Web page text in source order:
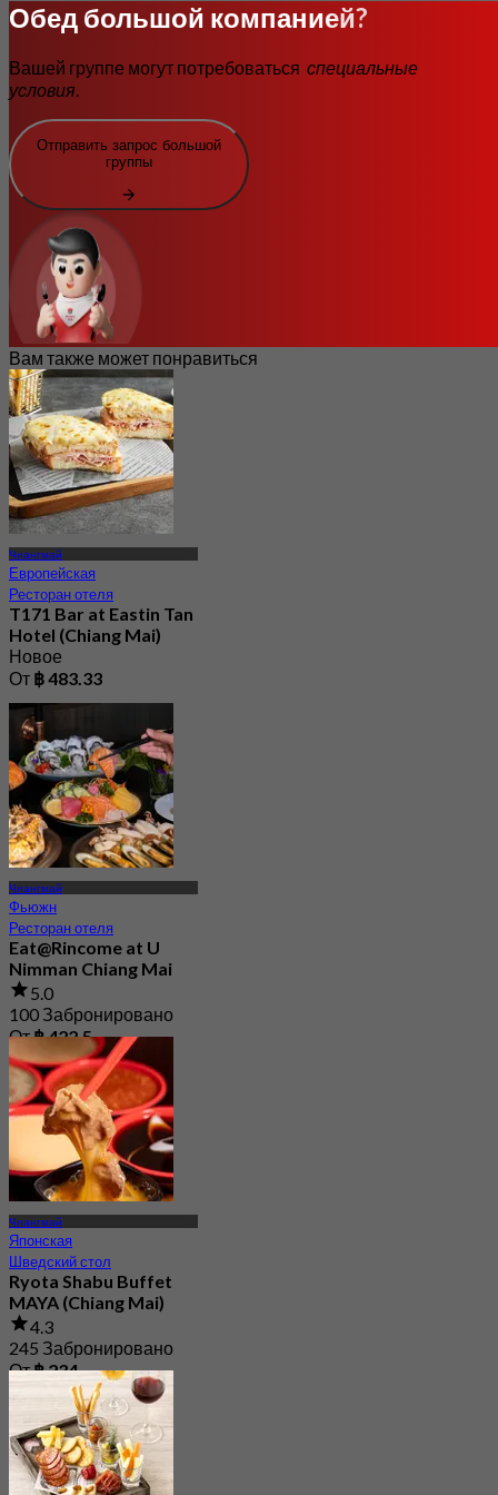
Обед большой компанией?
Вашей группе могут потребоваться специальные
условия.
Отправить запрос большой
группы
Вам также может понравиться
Чиангмай
Европейская
Ресторан отеля
T171 Bar at Eastin Tan
Hotel (Chiang Mai)
Новое
От ฿ 483.33
Чиангмай
Фьюжн
Ресторан отеля
Eat@Rincome at U
Nimman Chiang Mai
5.0
100 Забронировано
От฿ 422.5
Чиангмай
Японская
Шведский стол
Ryota Shabu Buffet
MAYA (Chiang Mai)
4.3
245 Забронировано
От฿ 234